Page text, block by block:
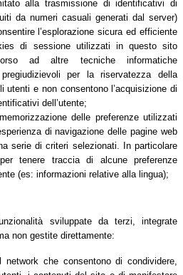
alla trasmissione di identificativi di
da numeri casuali generati dal server)
l’esplorazione sicura ed efficiente
di sessione utilizzati in questo sito
ad altre tecniche informatiche
pregiudizievoli per la riservatezza della
utenti e non consentono l’acquisizione di
dell’utente;
delle preferenze utilizzati
di navigazione delle pagine web
serie di criteri selezionati. In particolare
tenere traccia di alcune preferenze
(es: informazioni relative alla lingua);
sviluppate da terzi, integrate
non gestite direttamente:
network che consentono di condividere,